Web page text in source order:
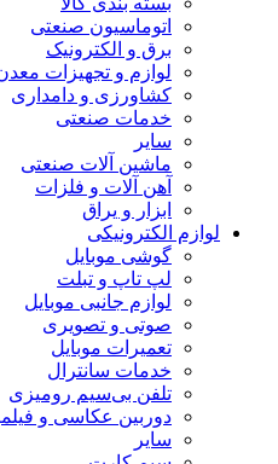
اتوماسیون صنعتی
برق و الکترونیک
لوازم و تجهیزات
کشاورزی و دامداری
خدمات صنعتی
سایر
ماشین آلات صنعتی
آهن آلات و فلزات
ابزار و یراق
لوازم الکترونیکی
گوشی موبایل
لپ تاپ و تبلت
لوازم جانبی موبایل
صوتی و تصویری
تعمیرات موبایل
خدمات سانترال
تلفن بی‌سیم رومیزی
دوربین عکاسی و
سایر